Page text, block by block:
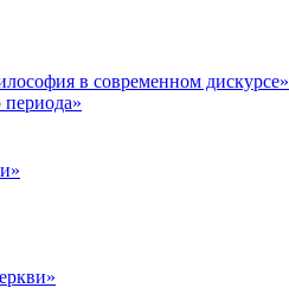
в современном дискурсе»
периода»